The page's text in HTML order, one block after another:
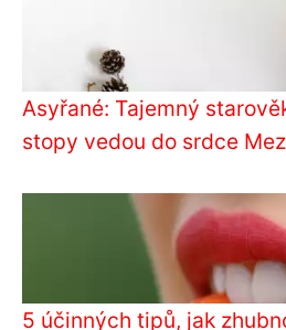
Asyřané: Tajemný
stopy vedou do srdce
5 účinných tipů, jak